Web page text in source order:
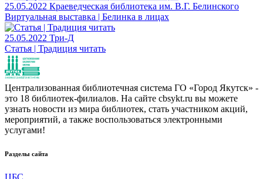
25.05.2022 Краеведческая библиотека им. В.Г. Белинского
Виртуальная выставка | Белинка в лицах
25.05.2022 Три-Д
Статья | Традиция читать
Централизованная библиотечная система ГО «Город Якутск» -
это 18 библиотек-филиалов. На сайте cbsykt.ru вы можете
узнать новости из мира библиотек, стать участником акций,
мероприятий, а также воспользоваться электронными
услугами!
Разделы сайта
ЦБС